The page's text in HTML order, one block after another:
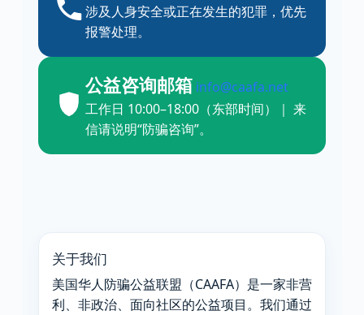
涉及人身安全或正在发生的犯罪，优先
报警处理。
公益咨询邮箱 info@caafa.net
工作日 10:00–18:00（东部时间）｜ 来
信请说明“防骗咨询”。
关于我们
美国华人防骗公益联盟（CAAFA）是一家非营
利、非政治、面向社区的公益项目。我们通过